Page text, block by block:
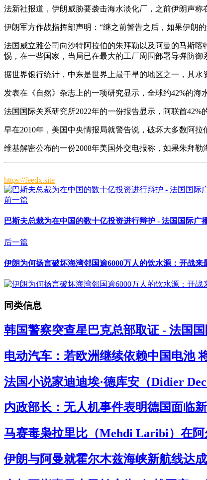
法新社报道，伊朗威胁要袭击海水淡化厂，之前伊朗声
伊朗军方作战指挥部声明：“继之前警告之后，如果伊朗
法国威立雅公司向沙特阿拉伯的朱拜勒以及阿曼的马斯
惕，在一些国家，当局已在最大的工厂周围部署导弹防御
据世界银行统计，中东是世界上最干旱的地区之一，其
发表在《自然》杂志上的一项研究显示，全球约42%的海
法国国际关系研究所2022年的一份报告显示，阿联酋42%
早在2010年，美国中央情报局就警告说，破坏大多数阿
维基解密公布的一份2008年美国外交电报称，如果朱拜
https://feedx.site
前一篇
巴斯夫总裁为在中国的数十亿投资进行辩护 - 法国国际广
后一篇
伊朗为何扬言破坏海湾邻国逾6000万人的饮水源：开战
同类信息
韩国警察突查星巴克总部取证 - 法国
电动汽车：若欧洲继续依赖中国电池
法国小说家迪迪埃·德库安（Didier
内政部长：无人机事件表明德国面临
马赛毒枭拉里比（Mehdi Laribi）在
伊朗与阿曼就霍尔木兹海峡新航线达